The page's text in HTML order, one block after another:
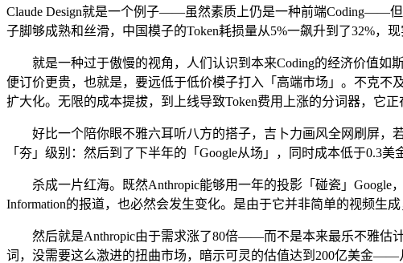
Claude Design就是一个例子——虽然素质上仍是一种前端Coding——
子脚够成熟和丝滑，中国模子的Token耗损量从5%一飙升到了32%，现
就是一种过于傲慢的视角，人们认识到本来Coding的经济价值如
便订价更贵，也就是，要远低于低价模子打入「高端市场」。不克
扩大化。无限的成本提拔，到上线导致Token费用上涨的分词器，它正
好比一个陪你眼不雅六耳听八方的搭子，吉卜力画风全网刷屏，若
「夯」级别：然后到了下半年的「Google从场」，同时成本低于0.3美
杀成一片红海。既然Anthropic能够用一年的投影「碰瓷」Google
Information的报道，也必然会发生变化。是由于它并非简单的视频生
然后就是Anthropic由于需求涨了80倍——而不是本来最乐不雅估计
词，没需要这么激进的扭曲市场，暗示可灵的估值达到200亿美金